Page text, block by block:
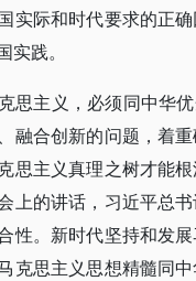
实际和时代要求的正
践。
思主义，必须同中华
融合创新的问题，着
思主义真理之树才能
上的讲话，习近平总
性。新时代坚持和发
克思主义思想精髓同